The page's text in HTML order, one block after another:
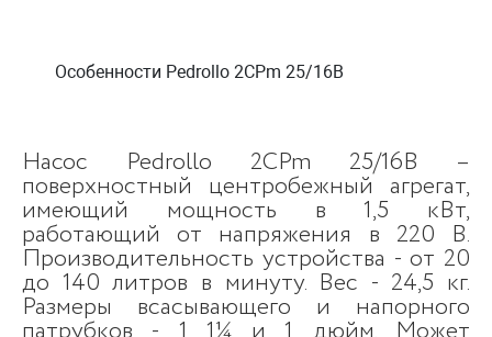
Особенности Pedrollo 2CPm 25/16B
Насос Pedrollo 2CPm 25/16B –
поверхностный центробежный агрегат,
имеющий мощность в 1,5 кВт,
работающий от напряжения в 220 В.
Производительность устройства - от 20
до 140 литров в минуту. Вес - 24,5 кг.
Размеры всасывающего и напорного